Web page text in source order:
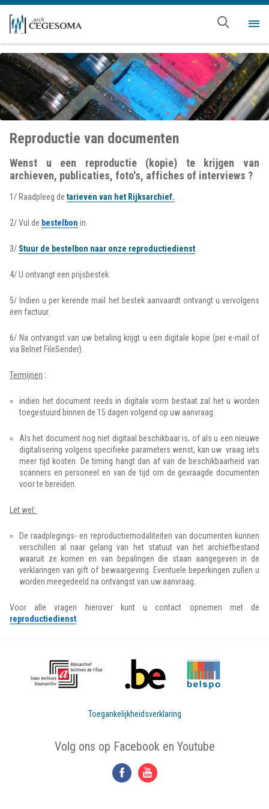
Overslaan en naar de inhoud gaan
Reproductie van documenten
Wenst u een reproductie (kopie) te krijgen van
archieven, publicaties, foto's, affiches of interviews ?
1/ Raadpleeg de tarieven van het Rijksarchief.
2/ Vul de bestelbon in.
3/ Stuur de bestelbon naar onze reproductiedienst
4/ U ontvangt een prijsbestek.
5/ Indien u per kerende mail het bestek aanvaardt ontvangt u vervolgens
een factuur.
6/ Na ontvangst van uw betaling krijgt u een digitale kopie (per e-mail of
via Belnet FileSender).
Termijnen :
indien het document reeds in digitale vorm bestaat zal het u worden
toegestuurd binnen de 15 dagen volgend op uw aanvraag.
Als het document nog niet digitaal beschikbaar is, of als u een nieuwe
digitalisering volgens specifieke parameters wenst, kan uw vraag iets
meer tijd kosten. De timing hangt dan af van de beschikbaarheid van
scanners en personeel en van de tijd om de gevraagde documenten
voor te bereiden.
Let wel:
De raadplegings- en reproductiemodaliteiten van documenten kunnen
verschillen al naar gelang van het statuut van het archiefbestand
waaruit ze komen en van bepalingen die staan aangegeven in de
verklaringen van gift of bewaargeving. Eventuele beperkingen zullen u
worden meegedeeld na ontvangst van uw aanvraag.
Voor alle vragen hierover kunt u contact opnemen met de
reproductiedienst
Toegankelijkheidsverklaring
Volg ons op Facebook en Youtube